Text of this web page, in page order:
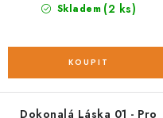
Skladem (2 ks)
Dokonalá Láska 01 - Pro